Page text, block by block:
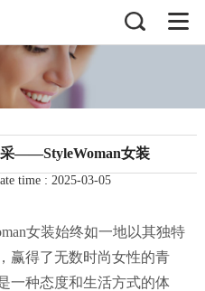
——StyleWoman女装
time : 2025-03-05
女装始终如一地以其独特
赢得了无数时尚女性的青
一种态度和生活方式的体